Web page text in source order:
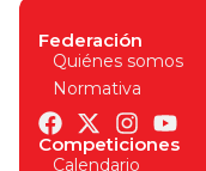
Federación
Quiénes somos
Normativa
Competiciones
Calendario